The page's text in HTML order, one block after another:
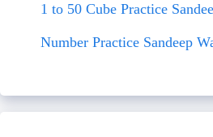
1 to 50 Cube Practice
Number Practice Sandeep